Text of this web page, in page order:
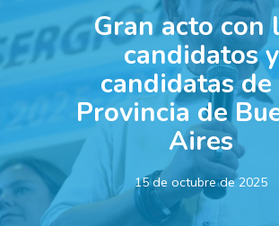
Gran acto con
candidatos y
candidatas
Provincia de
Aires
15 de octubre de 2025